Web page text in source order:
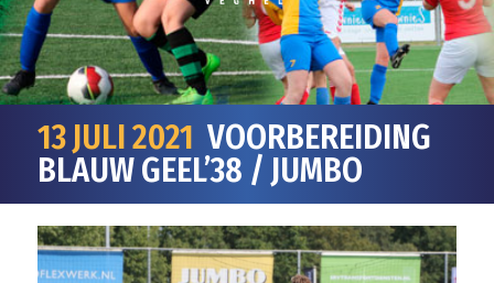
13 JULI 2021 VOORBEREIDING
BLAUW GEEL’38 / JUMBO